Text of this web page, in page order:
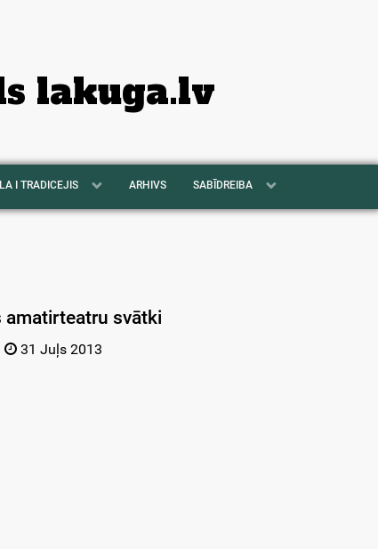
lakuga.lv
I TRADICEJIS ARHIVS SABĪDREIBA
amatirteatru svātki
31 Juļs 2013